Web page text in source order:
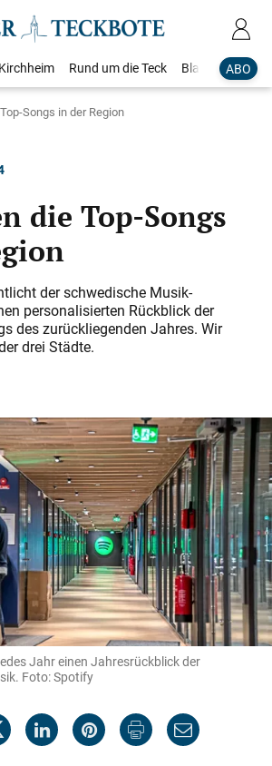
ABO
Kirchheim Rund um die Teck Blaulicht
Songs in der Region
die Top-Songs
der schwedische Musik-
personalisierten Rückblick der
des zurückliegenden Jahres. Wir
drei Städte.
Jahr einen Jahresrückblick der
Foto: Spotify